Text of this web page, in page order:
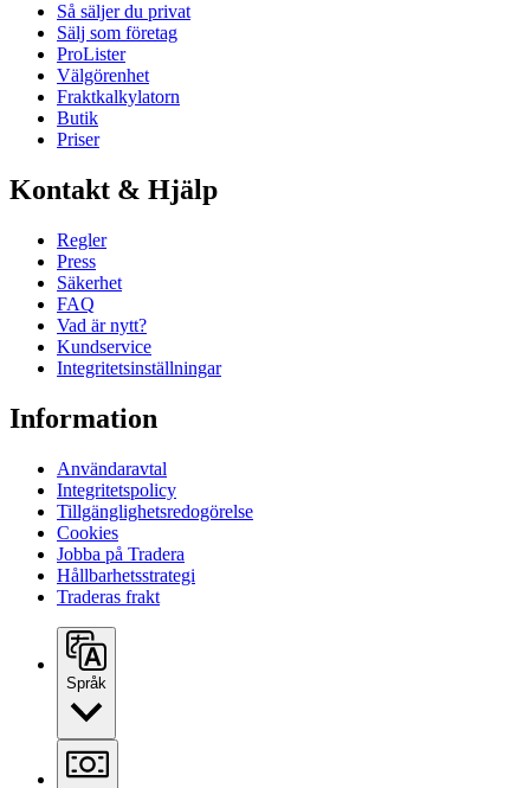
Så säljer du privat
Sälj som företag
ProLister
Välgörenhet
Fraktkalkylatorn
Butik
Priser
Kontakt & Hjälp
Regler
Press
Säkerhet
FAQ
Vad är nytt?
Kundservice
Integritetsinställningar
Information
Användaravtal
Integritetspolicy
Tillgänglighetsredogörelse
Cookies
Jobba på Tradera
Hållbarhetsstrategi
Traderas frakt
Språk